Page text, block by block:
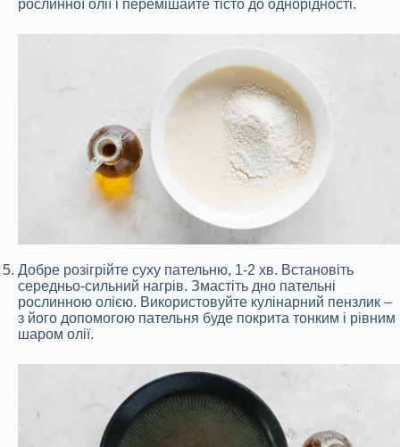
рослинної олії і перемішайте тісто до однорідності.
Добре розігрійте суху пательню, 1-2 хв. Встановіть
середньо-сильний нагрів. Змастіть дно пательні
рослинною олією. Використовуйте кулінарний пензлик –
з його допомогою пательня буде покрита тонким і рівним
шаром олії.